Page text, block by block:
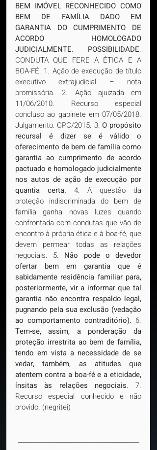
BEM IMÓVEL RECONHECIDO COMO
BEM DE FAMÍLIA DADO EM
GARANTIA DO CUMPRIMENTO DE
ACORDO HOMOLOGADO
JUDICIALMENTE. POSSIBILIDADE.
CONDUTA QUE FERE A ÉTICA E A
BOA-FÉ. 1. Ação de execução de título
executivo extrajudicial – nota
promissória. 2. Ação ajuizada em
11/06/2010. Recurso especial
concluso ao gabinete em 07/05/2018.
Julgamento: CPC/2015. 3. O propósito
recursal é dizer se é válido o
oferecimento de bem de família como
garantia ao cumprimento de acordo
pactuado e homologado judicialmente
nos autos de ação de execução por
quantia certa. 4. A questão da
proteção indiscriminada do bem de
família ganha novas luzes quando
confrontada com condutas que vão de
encontro à própria ética e à boa-fé, que
devem permear todas as relações
negociais. 5. Não pode o devedor
ofertar bem em garantia que é
sabidamente residência familiar para,
posteriormente, vir a informar que tal
garantia não encontra respaldo legal,
pugnando pela sua exclusão (vedação
ao comportamento contraditório).
Tem-se, assim, a ponderação da
proteção irrestrita ao bem de família,
tendo em vista a necessidade de se
vedar, também, as atitudes que
atentem contra a boa-fé e a eticidade,
ínsitas às relações negociais. 7.
Recurso especial conhecido e não
provido. (negritei)
_________________________________________